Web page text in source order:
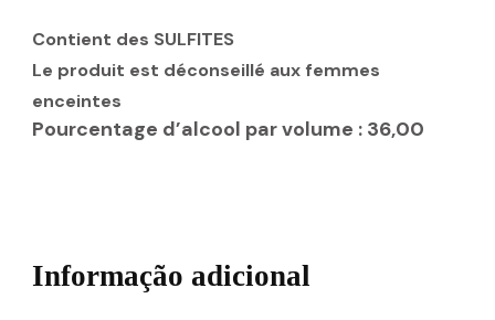
Contient des SULFITES
Le produit est déconseillé aux femmes
enceintes
Pourcentage d’alcool par volume : 36,00
Informação adicional